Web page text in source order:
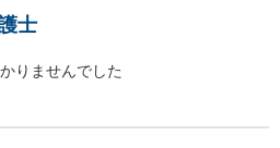
士
りませんでした